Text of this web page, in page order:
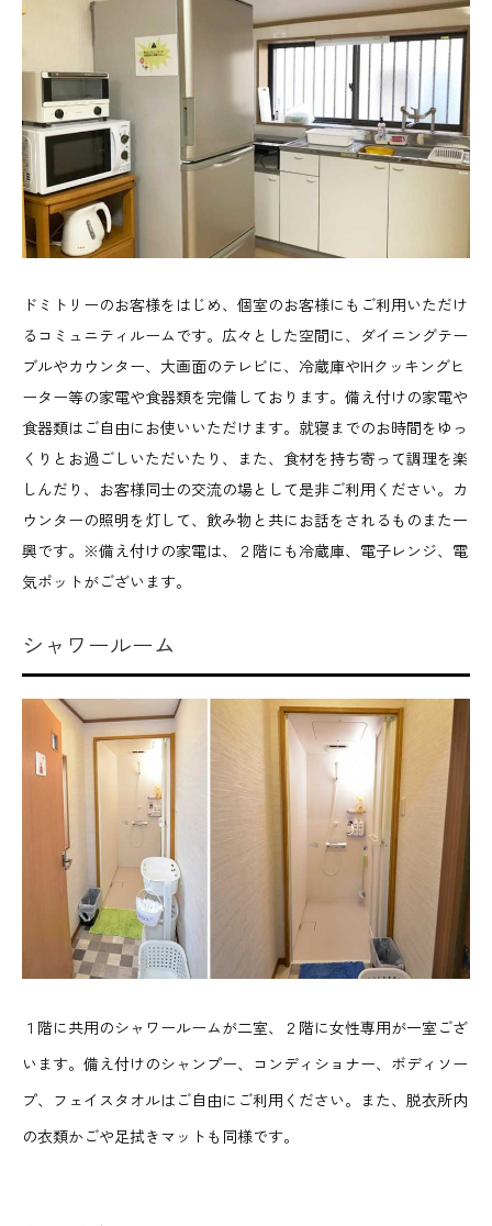
ドミトリーのお客様をはじめ、個室のお客様にもご利用いただけ
るコミュニティルームです。広々とした空間に、ダイニングテー
ブルやカウンター、大画面のテレビに、冷蔵庫やIHクッキングヒ
ーター等の家電や食器類を完備しております。備え付けの家電や
食器類はご自由にお使いいただけます。就寝までのお時間をゆっ
くりとお過ごしいただいたり、また、食材を持ち寄って調理を楽
しんだり、お客様同士の交流の場として是非ご利用ください。カ
ウンターの照明を灯して、飲み物と共にお話をされるものまた一
興です。※備え付けの家電は、２階にも冷蔵庫、電子レンジ、電
気ポットがございます。
シャワールーム
１階に共用のシャワールームが二室、２階に女性専用が一室ござ
います。備え付けのシャンプー、コンディショナー、ボディソー
プ、フェイスタオルはご自由にご利用ください。また、脱衣所内
の衣類かごや足拭きマットも同様です。